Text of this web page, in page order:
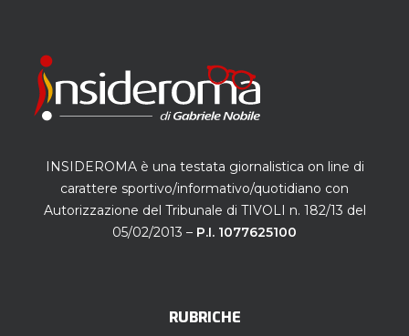
INSIDEROMA è una testata giornalistica on line di
carattere sportivo/informativo/quotidiano con
Autorizzazione del Tribunale di TIVOLI n. 182/13 del
05/02/2013 – P.I. 1077625100
RUBRICHE